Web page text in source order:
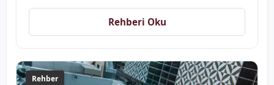
Rehberi Oku
Rehber